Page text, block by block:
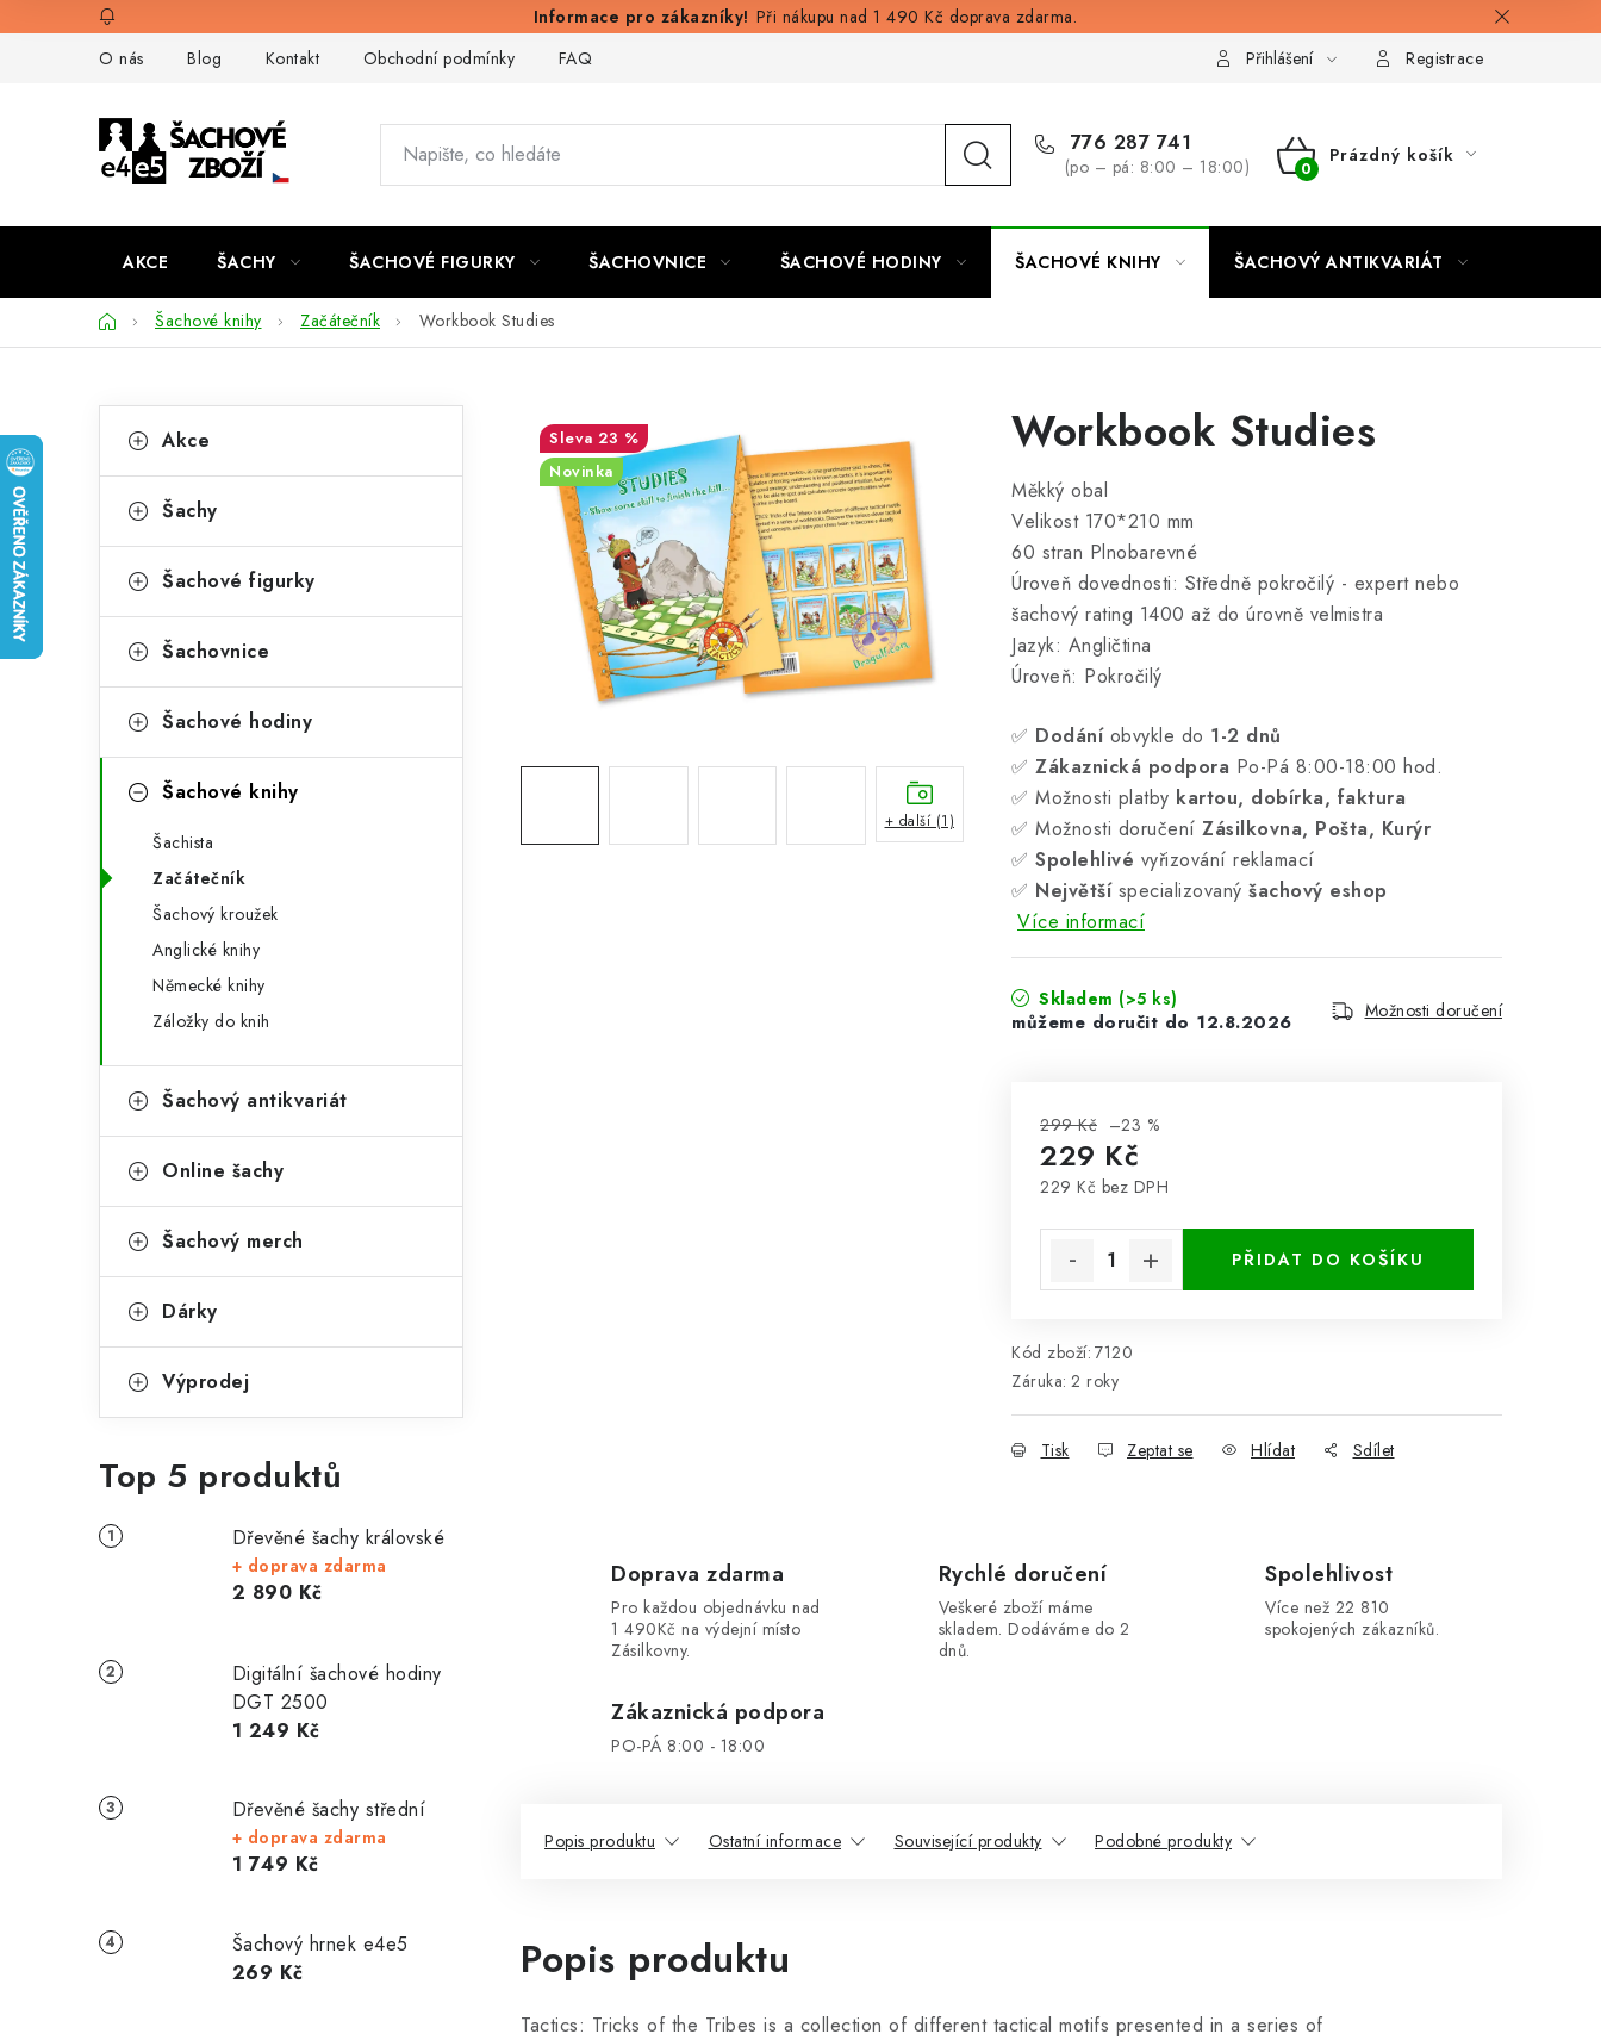
na
Při nákupu nad 1 490 Kč doprava zdarma.
O nás
Blog Kontakt Obchodní podmínky FAQ Přihlášení Registrace
776 287 741
(po – pá: 8:00 – 18:00)
NÁKUPNÍ
Prázdný košík
AKCE ŠACHY ŠACHOVÉ FIGURKY ŠACHOVNICE ŠACHOVÉ HODINY ŠACHOVÉ KNIHY ŠACHOVÝ ANTIKVARIÁT
DomůŠachové knihy Začátečník Workbook Studies
o
t
r
n
n
a
kategorie
a
e
o
i
Akce
Šachy
Šachové figurky
Šachovnice
Šachové hodiny
Šachové knihy
Šachista
Začátečník
Šachový kroužek
Anglické knihy
Německé knihy
Záložky do knih
Šachový antikvariát
Online šachy
Šachový merch
Dárky
Výprodej
Top 5 produktů
Dřevěné šachy královské
+ doprava zdarma
2 890 Kč
Digitální šachové hodiny
DGT 2500
1 249 Kč
Dřevěné šachy střední
+ doprava zdarma
1 749 Kč
Šachový hrnek e4e5
269 Kč
Workbook Studies
Měkký obal
Velikost 170*210 mm
60 stran Plnobarevné
Úroveň dovednosti: Středně pokročilý - expert nebo
šachový rating 1400 až do úrovně velmistra
Jazyk: Angličtina
Úroveň: Pokročilý
✅ Dodáníobvykle do 1-2 dnů
✅ Zákaznická podpora Po-Pá 8:00-18:00 hod.
✅ Možnosti platby kartou, dobírka, faktura
✅ Možnosti doručení Zásilkovna, Pošta, Kurýr
✅ Spolehlivé vyřizování reklamací
✅ Největšíspecializovaný šachový eshop
Více informací
Skladem (>5 ks)
12.8.2026 Možnosti doručení
299 Kč –23 %
229 Kč
229 Kč bez DPH
PŘIDAT DO KOŠÍKU
Kód zboží: 7120
Záruka: 2 roky
Tisk Zeptat se Hlídat Sdílet
23 %
Novinka
+ další (1)
Doprava zdarma
Pro každou objednávku nad
1 490Kč na výdejní místo
Zásilkovny.
Rychlé doručení
Veškeré zboží máme
skladem. Dodáváme do 2
dnů.
Spolehlivost
Více než 22 810
spokojených zákazníků.
Zákaznická podpora
PO-PÁ 8:00 - 18:00
Popis produktu Ostatní informace Související produkty Podobné produkty
Popis produktu
Tactics: Tricks of the Tribes is a collection of different tactical motifs presented in a series of